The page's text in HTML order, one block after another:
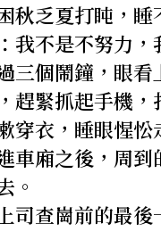
秋乏夏打盹，睡
我不是不努力，
三個鬧鐘，眼看
趕緊抓起手機
穿衣，睡眼惺
車廂之後，周
。
司查崗前的最